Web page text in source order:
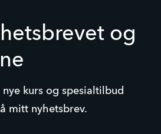
og
kurs og spesialtilbud
mitt nyhetsbrev.